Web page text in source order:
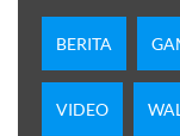
BERITA
VIDEO